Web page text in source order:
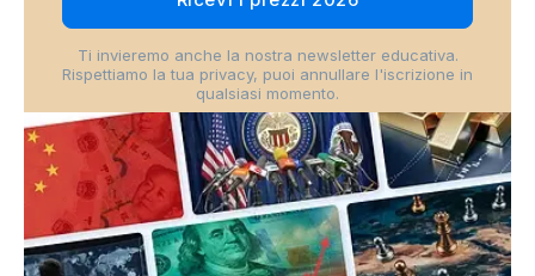
Ti invieremo anche la nostra newsletter educativa.
Rispettiamo la tua privacy, puoi annullare l'iscrizione in
qualsiasi momento.